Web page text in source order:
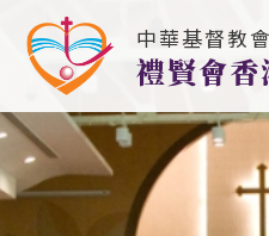
中華基督教會
禮賢會香